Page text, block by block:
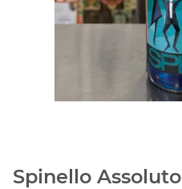
Spinello Assoluto